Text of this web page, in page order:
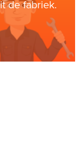
de fabriek.